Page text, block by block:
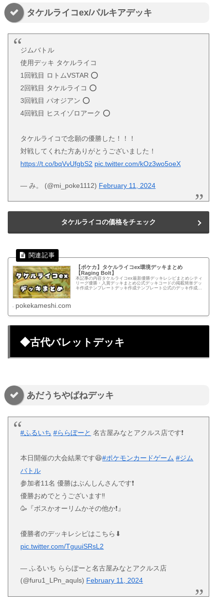
タケルライコex/パルキアデッキ
ジムバトル
使用デッキ タケルライコ
1回戦目 ロトムVSTAR ⭕️
2回戦目 タケルライコ ⭕️
3回戦目 パオジアン ⭕️
4回戦目 ヒスイゾロアーク ⭕️
タケルライコで念願の優勝した！！！
対戦してくれた方ありがとうございました！
https://t.co/bqVvUfgbS2 pic.twitter.com/kOz3wo5oeX
— み。 (@mi_poke1112) February 11, 2024
タケルライコの価格をチェック
【ポケカ】タケルライコex環境デッキまとめ
【Raging Bolt】
本記事の内容タケルライコex最新優勝デッキレシピまとめシティ
リーグ優勝・入賞デッキまとめ公式デッキコードの掲載簡単デッ
キ作成テンプレートデッキ作成テンプレート公式のデッキ作成ペ
pokekameshi.com
◆古代バレットデッキ
あだうちやばねデッキ
#ふるいち #ららぽーと 名古屋みなとアクルス店です❗
本日開催の大会結果です😆#ポケモンカードゲーム #ジム
バトル
参加者11名 優勝はぶんしんさんです❗
優勝おめでとうございます‼
🥳『ボスかオーリムかその他か❗️』
優勝者のデッキレシピはこちら⬇
pic.twitter.com/TguuiSRsL2
— ふるいち ららぽーと名古屋みなとアクルス店
(@furu1_LPn_aquls) February 11, 2024